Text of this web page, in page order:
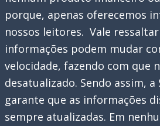
porque, apenas oferecemos
nossos leitores. Vale
informações podem mudar
velocidade, fazendo com que
desatualizado. Sendo assim, a
garante que as informações
sempre atualizadas. Em